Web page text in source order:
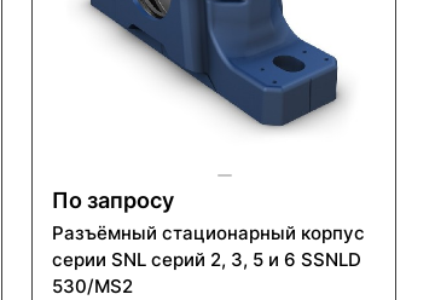
По запросу
Разъёмный стационарный корпус
серии SNL серий 2, 3, 5 и 6 SSNLD
530/MS2